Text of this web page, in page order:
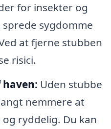
for insekter og
sygdomme
at fjerne stubben
risici.
haven: Uden stubbe
nemmere at
ryddelig. Du kan